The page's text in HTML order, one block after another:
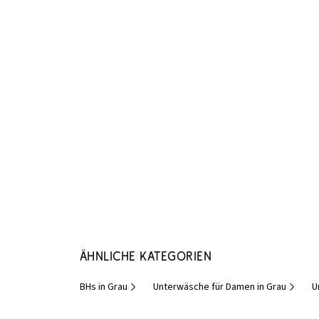
Ähnliche Kategorien
BHs in Grau Unterwäsche für Damen in Grau